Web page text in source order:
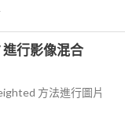
行影像混合
方法進行圖片